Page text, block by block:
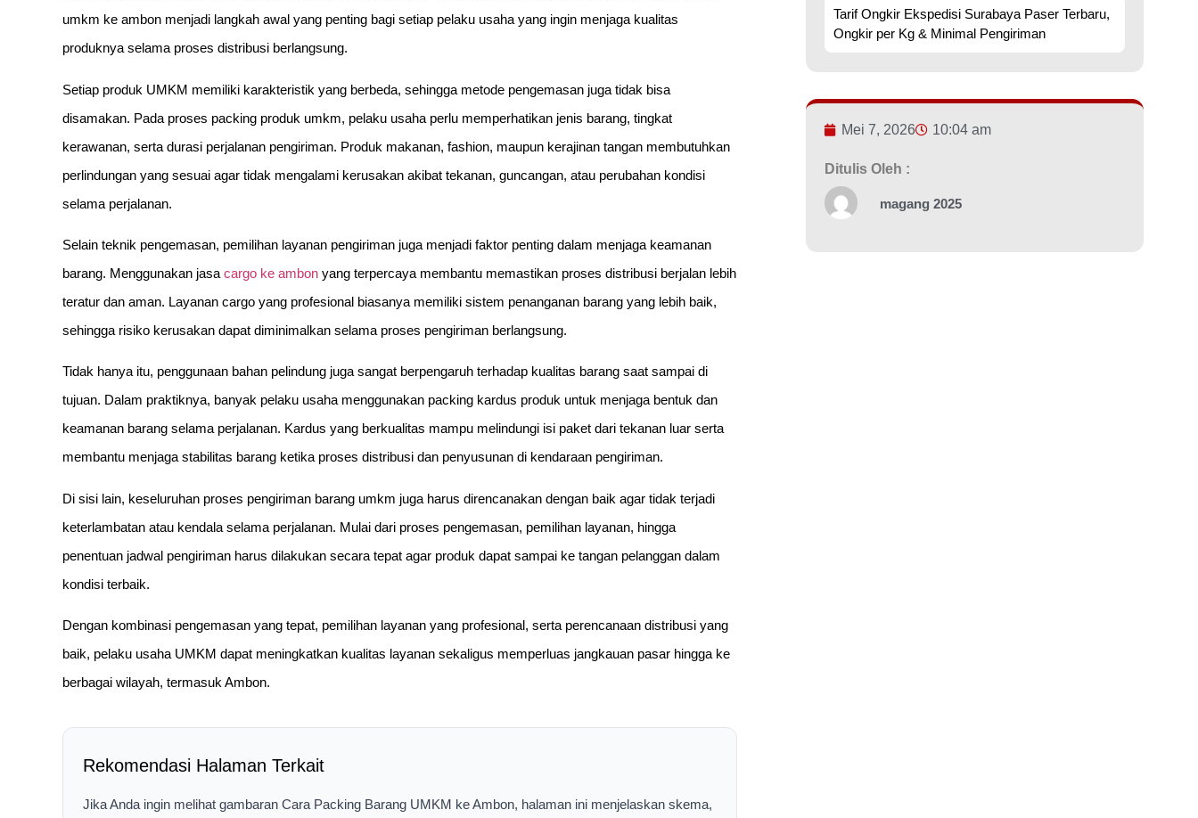
umkm ke ambon menjadi langkah awal yang penting bagi setiap pelaku usaha yang ingin menjaga kualitas
produknya selama proses distribusi berlangsung.
Setiap produk UMKM memiliki karakteristik yang berbeda, sehingga metode pengemasan juga tidak bisa
disamakan. Pada proses packing produk umkm, pelaku usaha perlu memperhatikan jenis barang, tingkat
kerawanan, serta durasi perjalanan pengiriman. Produk makanan, fashion, maupun kerajinan tangan membutuhkan
perlindungan yang sesuai agar tidak mengalami kerusakan akibat tekanan, guncangan, atau perubahan kondisi
selama perjalanan.
Selain teknik pengemasan, pemilihan layanan pengiriman juga menjadi faktor penting dalam menjaga keamanan
barang. Menggunakan jasa cargo ke ambon yang terpercaya membantu memastikan proses distribusi berjalan lebih
teratur dan aman. Layanan cargo yang profesional biasanya memiliki sistem penanganan barang yang lebih baik,
sehingga risiko kerusakan dapat diminimalkan selama proses pengiriman berlangsung.
Tidak hanya itu, penggunaan bahan pelindung juga sangat berpengaruh terhadap kualitas barang saat sampai di
tujuan. Dalam praktiknya, banyak pelaku usaha menggunakan packing kardus produk untuk menjaga bentuk dan
keamanan barang selama perjalanan. Kardus yang berkualitas mampu melindungi isi paket dari tekanan luar serta
membantu menjaga stabilitas barang ketika proses distribusi dan penyusunan di kendaraan pengiriman.
Di sisi lain, keseluruhan proses pengiriman barang umkm juga harus direncanakan dengan baik agar tidak terjadi
keterlambatan atau kendala selama perjalanan. Mulai dari proses pengemasan, pemilihan layanan, hingga
penentuan jadwal pengiriman harus dilakukan secara tepat agar produk dapat sampai ke tangan pelanggan dalam
kondisi terbaik.
Dengan kombinasi pengemasan yang tepat, pemilihan layanan yang profesional, serta perencanaan distribusi yang
baik, pelaku usaha UMKM dapat meningkatkan kualitas layanan sekaligus memperluas jangkauan pasar hingga ke
berbagai wilayah, termasuk Ambon.
Rekomendasi Halaman Terkait
Jika Anda ingin melihat gambaran Cara Packing Barang UMKM ke Ambon, halaman ini menjelaskan skema,
Tarif Ongkir Ekspedisi Surabaya Paser Terbaru,
Ongkir per Kg & Minimal Pengiriman
Mei 7, 2026 10:04 am
Ditulis Oleh :
magang 2025